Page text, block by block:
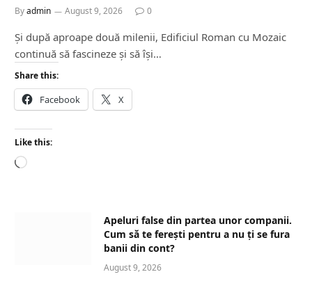
Byadmin August 9, 2026 0
Și după aproape două milenii, Edificiul Roman cu Mozaic
continuă să fascineze și să își…
Share this:
Facebook X
Like this:
L
Apeluri false din partea unor companii.
Cum să te ferești pentru a nu ți se fura
banii din cont?
August 9, 2026